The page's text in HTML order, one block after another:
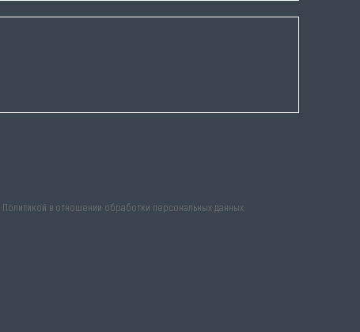
Политикой в отношении обработки персональных данных